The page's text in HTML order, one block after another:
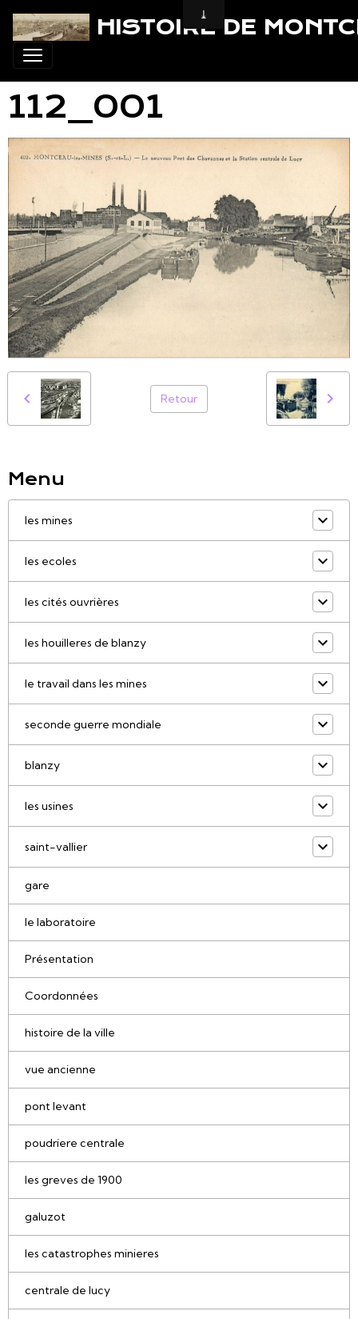
HISTOIRE DE
112_001
Retour
Menu
les mines
les ecoles
les cités ouvrières
les houilleres de blanzy
le travail dans les mines
seconde guerre mondiale
blanzy
les usines
saint-vallier
gare
le laboratoire
Présentation
Coordonnées
histoire de la ville
vue ancienne
pont levant
poudriere centrale
les greves de 1900
galuzot
les catastrophes minieres
centrale de lucy